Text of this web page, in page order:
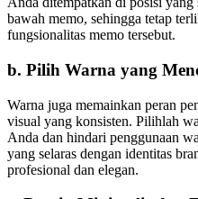
bawah memo, sehingga tetap
fungsionalitas memo tersebut.
b. Pilih Warna yang
Warna juga memainkan peran
visual yang konsisten. Pilihlah
Anda dan hindari penggunaan
yang selaras dengan identitas
profesional dan elegan.